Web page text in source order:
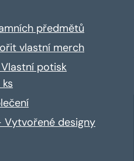
předmětů
vlastní merch
Vlastní potisk
Vytvořené designy